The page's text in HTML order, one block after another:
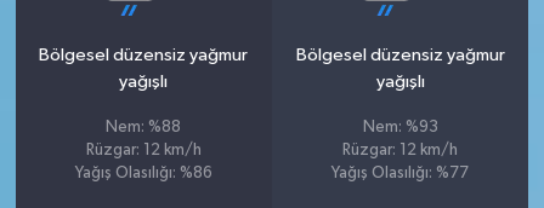
Bölgesel düzensiz yağmur
yağışlı
Nem: %88
Rüzgar: 12 km/h
Yağış Olasılığı: %86
Bölgesel düzensiz yağmur
yağışlı
Nem: %93
Rüzgar: 12 km/h
Yağış Olasılığı: %77